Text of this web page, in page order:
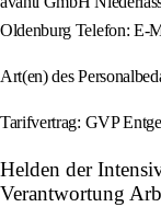
Oldenburg Telefon: E-
Art(en) des
Tarifvertrag: GVP
Helden der
Verantwortung